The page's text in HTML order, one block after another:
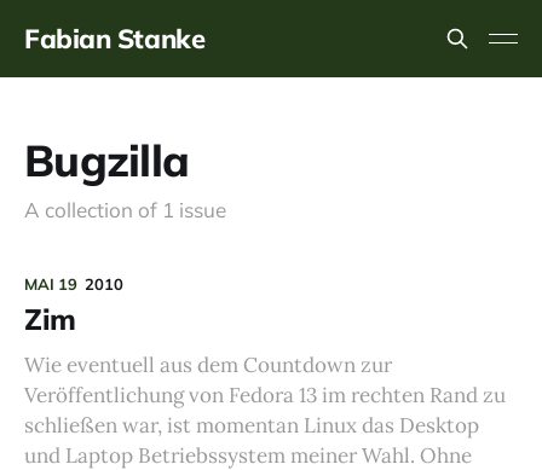
Fabian Stanke
Bugzilla
A collection of 1 issue
MAI 19 2010
Zim
Wie eventuell aus dem Countdown zur
Veröffentlichung von Fedora 13 im rechten Rand zu
schließen war, ist momentan Linux das Desktop
und Laptop Betriebssystem meiner Wahl. Ohne